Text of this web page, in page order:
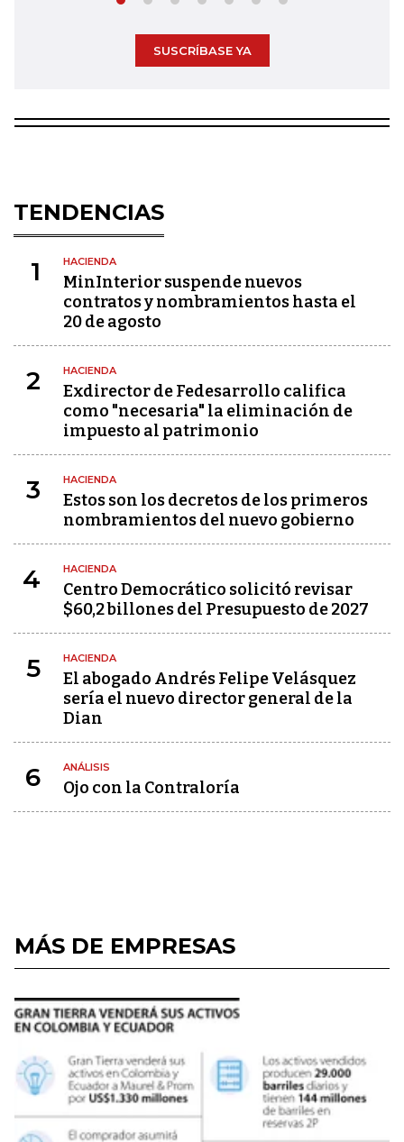
SUSCRÍBASE YA
TENDENCIAS
1 HACIENDA
MinInterior suspende nuevos
contratos y nombramientos hasta el
20 de agosto
2 HACIENDA
Exdirector de Fedesarrollo califica
como "necesaria" la eliminación de
impuesto al patrimonio
3 HACIENDA
Estos son los decretos de los primeros
nombramientos del nuevo gobierno
4 HACIENDA
Centro Democrático solicitó revisar
$60,2 billones del Presupuesto de 2027
5 HACIENDA
El abogado Andrés Felipe Velásquez
sería el nuevo director general de la
Dian
6 ANÁLISIS
Ojo con la Contraloría
MÁS DE EMPRESAS